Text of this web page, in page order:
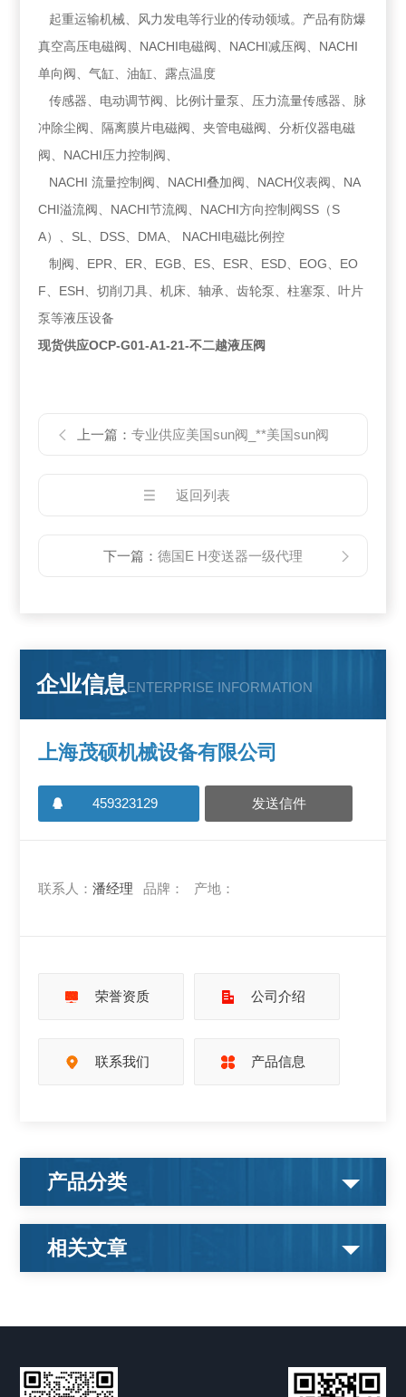
起重运输机械、风力发电等行业的传动领域。产品有防爆
真空高压电磁阀、NACHI电磁阀、NACHI减压阀、NACHI
单向阀、气缸、油缸、露点温度
传感器、电动调节阀、比例计量泵、压力流量传感器、脉
冲除尘阀、隔离膜片电磁阀、夹管电磁阀、分析仪器电磁
阀、NACHI压力控制阀、
NACHI 流量控制阀、NACHI叠加阀、NACH仪表阀、NA
CHI溢流阀、NACHI节流阀、NACHI方向控制阀SS（S
A）、SL、DSS、DMA、 NACHI电磁比例控
制阀、EPR、ER、EGB、ES、ESR、ESD、EOG、EO
F、ESH、切削刀具、机床、轴承、齿轮泵、柱塞泵、叶片
泵等液压设备
现货供应OCP-G01-A1-21-不二越液压阀
上一篇： 专业供应美国sun阀_**美国sun阀
返回列表
下一篇： 德国E H变送器一级代理
企业信息ENTERPRISE INFORMATION
上海茂硕机械设备有限公司
459323129 发送信件
联系人：潘经理 品牌： 产地：
荣誉资质 公司介绍
联系我们 产品信息
产品分类
相关文章